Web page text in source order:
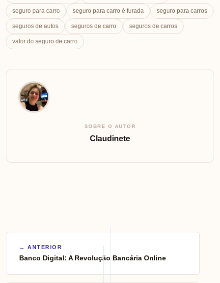
seguro para carro seguro para carro é furada seguro para carros
seguros de autos seguros de carro seguros de carros
valor do seguro de carro
SOBRE O AUTOR
Claudinete
← ANTERIOR
Banco Digital: A Revolução Bancária Online